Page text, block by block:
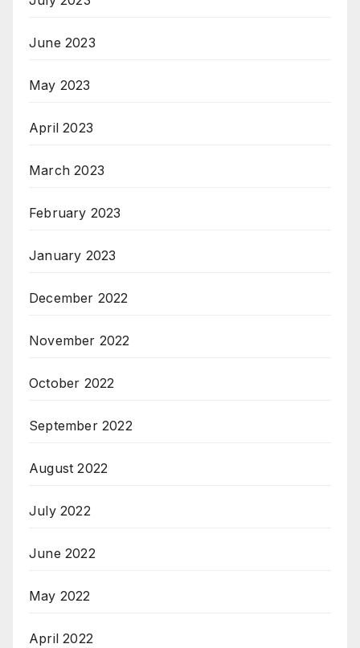
June 2023
May 2023
April 2023
March 2023
February 2023
January 2023
December 2022
November 2022
October 2022
September 2022
August 2022
July 2022
June 2022
May 2022
April 2022